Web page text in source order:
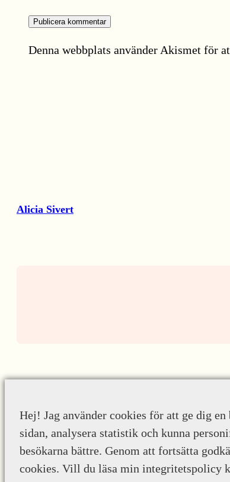
Denna webbplats använder Akismet för
Alicia Sivert
Hej! Jag använder cookies för att ge dig
sidan, analysera statistik och kunna
besökarna bättre. Genom att fortsätta
cookies. Vill du läsa min integritetspolicy